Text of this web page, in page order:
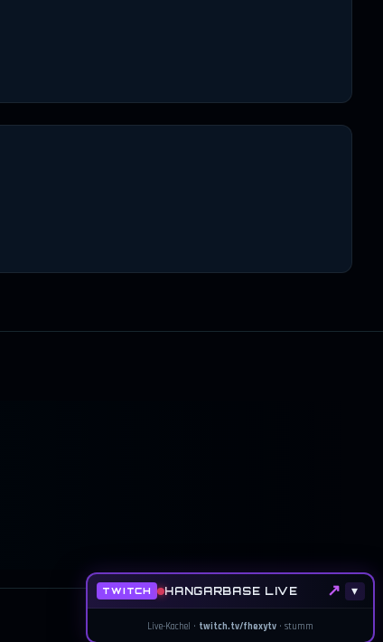
TWITCH HANGARBASE LIVE ↗ ▾
Live-Kachel · twitch.tv/fhexytv · stumm